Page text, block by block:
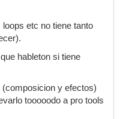
etc no tiene tanto
hableton si tiene
(composicion y efectos)
tooooodo a pro tools